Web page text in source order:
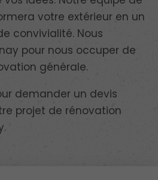
votre extérieur en un
convivialité. Nous
pour nous occuper de
générale.
demander un devis
projet de rénovation